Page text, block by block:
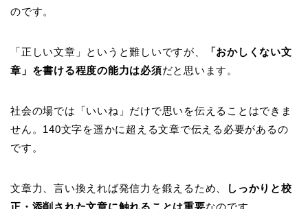
のです。
「正しい文章」というと難しいですが、
「おかしくない文
章」を書ける程度の能力は必須だと思います。
社会の場では「いいね」だけで思いを伝えることはできま
せん。140文字を遥かに超える文章で伝える必要があるの
です。
文章力、言い換えれば発信力を鍛えるため、
しっかりと校